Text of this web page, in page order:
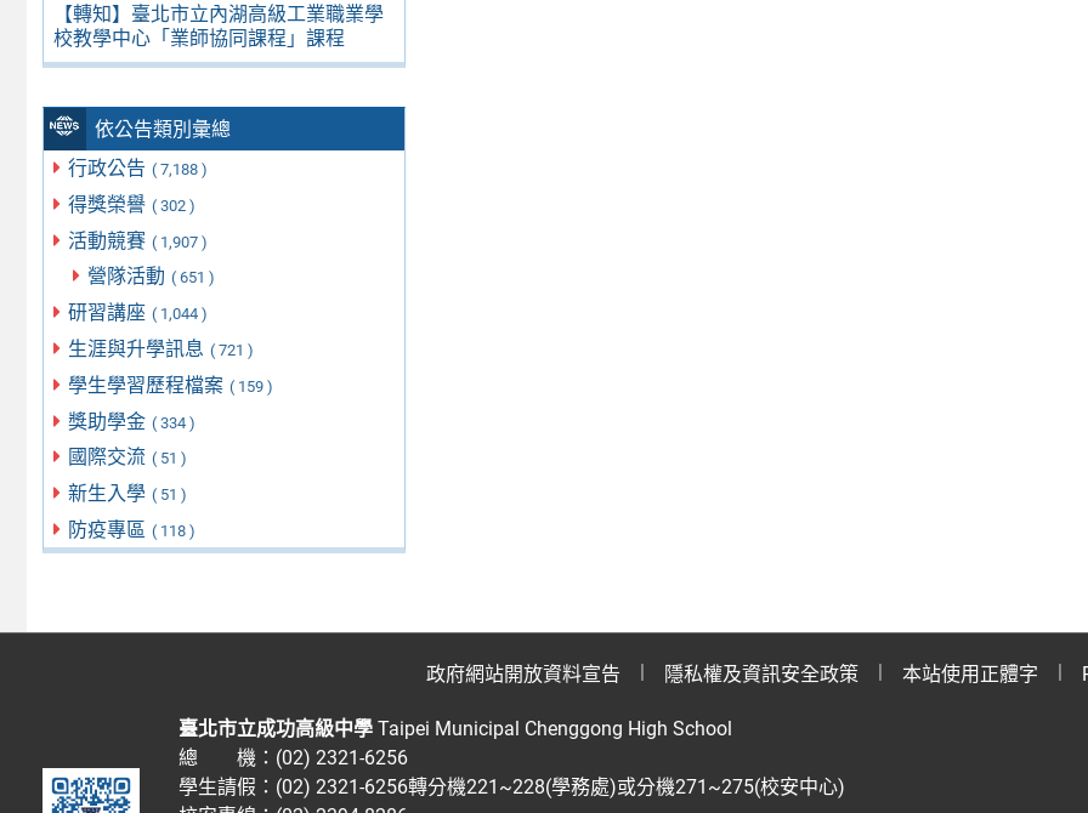
【轉知】臺北市立內湖高級工業職業學
校教學中心「業師協同課程」課程
依公告類別彙總
行政公告 ( 7,188 )
得獎榮譽 ( 302 )
活動競賽 ( 1,907 )
營隊活動 ( 651 )
研習講座 ( 1,044 )
生涯與升學訊息 ( 721 )
學生學習歷程檔案 ( 159 )
獎助學金 ( 334 )
國際交流 ( 51 )
新生入學 ( 51 )
防疫專區 ( 118 )
政府網站開放資料宣告 隱私權及資訊安全政策 本站使用正體字
臺北市立成功高級中學Taipei Municipal Chenggong High School
總 機：(02) 2321-6256
學生請假：(02) 2321-6256轉分機221~228(學務處)或分機271~275(校安中心)